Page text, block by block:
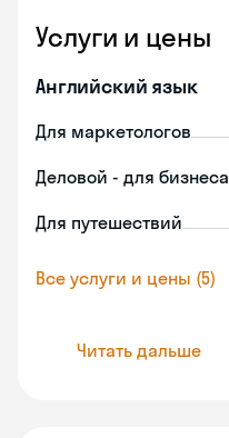
Услуги и цены
Английский язык
Для маркетологов
Деловой - для бизнеса
Для путешествий
Все услуги и цены (5)
Читать дальше